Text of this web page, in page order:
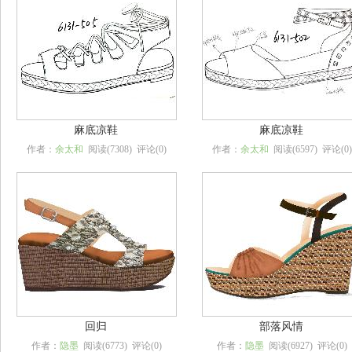
麻底凉鞋
作者： 余太和 阅读(7308) 评论(0)
麻底凉鞋
作者： 余太和 阅读(6597) 评论(0)
回归
作者： 隐墨 阅读(6773) 评论(0)
部落风情
作者： 隐墨 阅读(6927) 评论(0)